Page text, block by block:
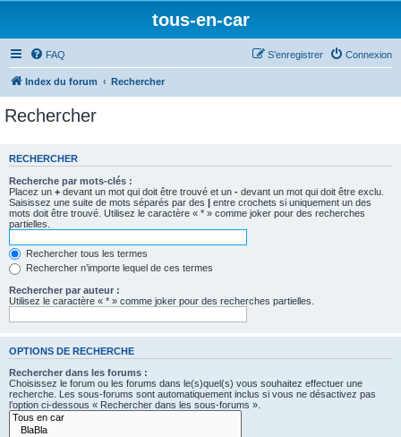
tous-en-car
FAQ Connexion
S’enregistrer
Index du forum Rechercher
Rechercher
RECHERCHER
Recherche par mots-clés :
Placez un + devant un mot qui doit être trouvé et un - devant un mot qui doit être exclu.
Saisissez une suite de mots séparés par des | entre crochets si uniquement un des
mots doit être trouvé. Utilisez le caractère « * » comme joker pour des recherches
partielles.
Rechercher tous les termes
Rechercher n’importe lequel de ces termes
Rechercher par auteur :
Utilisez le caractère « * » comme joker pour des recherches partielles.
OPTIONS DE RECHERCHE
Rechercher dans les forums :
Choisissez le forum ou les forums dans le(s)quel(s) vous souhaitez effectuer une
recherche. Les sous-forums sont automatiquement inclus si vous ne désactivez pas
l’option ci-dessous « Rechercher dans les sous-forums ».